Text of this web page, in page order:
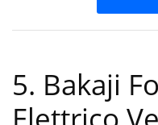
5. Bakaji